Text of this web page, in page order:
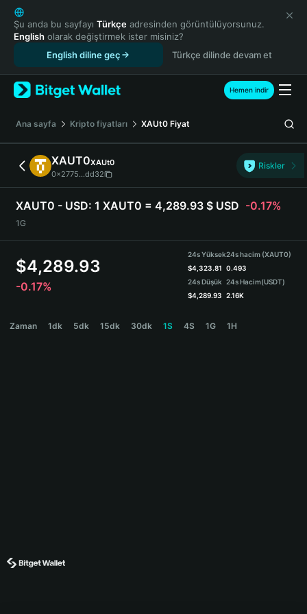
English
日本語
Tiếng Việt
Español (Latinoamérica)
Türkçe
Français
Deutsch
简体中文
繁體中文
Português (Portugal)
Bahasa Indonesia
ภาษาไทย
हिन्दी
Español
Português (Brasil)
Şu anda bu sayfayı Türkçe adresinden görüntülüyorsunuz.
English olarak değiştirmek ister misiniz?
English diline geç
Türkçe dilinde devam et
Hemen indir
Ana sayfa Kripto fiyatları XAUt0 Fiyat
XAUT0XAUt0
0x2775...dd32
Riskler
XAUT0 - USD: 1 XAUT0 = 4,289.93 $ USD -0.17%
1G
$4,289.93
-0.17%
24s Yüksek
$4,323.81
24s Düşük
$4,289.93
24s hacim (XAUT0)
0.493
24s Hacim(USDT)
2.16K
Zaman 1dk 5dk 15dk 30dk 1S 4S 1G 1H